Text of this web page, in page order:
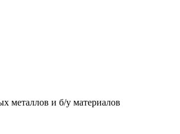
металлов и б/у материалов